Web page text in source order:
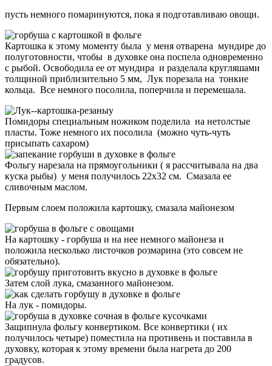
пусть немного помаринуются, пока я подготавливаю овощи.
Картошка к этому моменту была у меня отварена мундире до
полуготовности, чтобы в духовке она поспела одновременно
с рыбой. Освободила ее от мундира и разделала кругляшами
толщиной приблизительно 5 мм, Лук порезала на тонкие
кольца. Все немного посолила, поперчила и перемешала.
Помидоры специальным ножиком поделила на нетолстые
пласты. Тоже немного их посолила (можно чуть-чуть
присыпать сахаром)
Фольгу нарезала на прямоугольники ( я рассчитывала на два
куска рыбы) у меня получилось 22х32 см. Смазала ее
сливочным маслом.
Первым слоем положила картошку, смазала майонезом
На картошку - горбуша и на нее немного майонеза и
положила несколько листочков розмарина (это совсем не
обязательно).
Затем слой лука, смазанного майонезом.
На лук - помидоры.
Защипнула фольгу конвертиком. Все конвертики ( их
получилось четыре) поместила на противень и поставила в
духовку, которая к этому времени была нагрета до 200
градусов.